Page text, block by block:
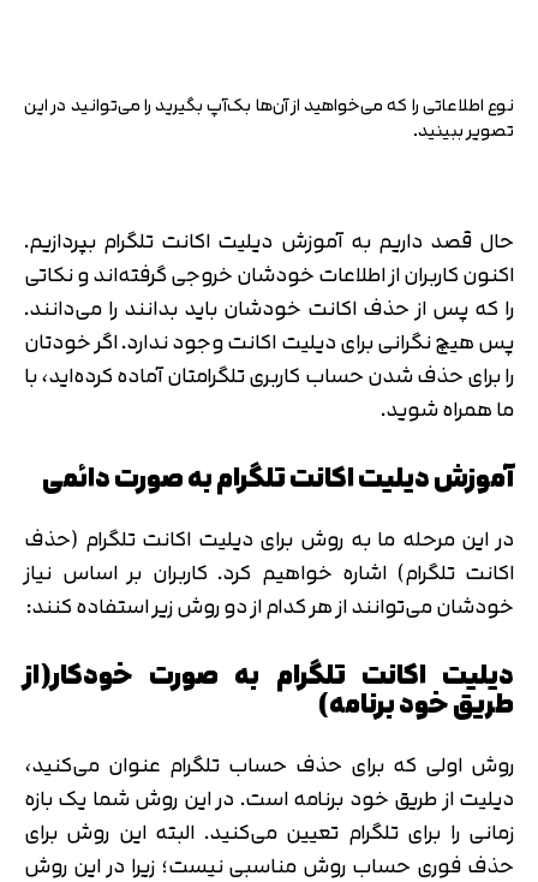
نوع اطلاعاتی را که می‌خواهید از آن‌ها بک‌آپ بگیرید را می‌توانید در این
تصویر ببینید.
حال قصد داریم به آموزش دیلیت اکانت تلگرام بپردازیم.
اکنون کاربران از اطلاعات خودشان خروجی گرفته‌اند و نکاتی
را که پس از حذف اکانت خودشان باید بدانند را می‌دانند.
پس هیچ نگرانی برای دیلیت اکانت وجود ندارد. اگر خودتان
را برای حذف شدن حساب کاربری تلگرامتان آماده کرده‌اید، با
ما همراه شوید.
آموزش دیلیت اکانت تلگرام به صورت دائمی
در این مرحله ما به روش برای دیلیت اکانت تلگرام (حذف
اکانت تلگرام) اشاره خواهیم کرد. کاربران بر اساس نیاز
خودشان می‌توانند از هر کدام از دو روش زیر استفاده کنند:
دیلیت اکانت تلگرام به صورت خودکار(از
طریق خود برنامه)
روش اولی که برای حذف حساب تلگرام عنوان می‌کنید،
دیلیت از طریق خود برنامه است. در این روش شما یک بازه
زمانی را برای تلگرام تعیین می‌کنید. البته این روش برای
حذف فوری حساب روش مناسبی نیست؛ زیرا در این روش
کد ارسال شده را وارد کنید
اصلاح شماره